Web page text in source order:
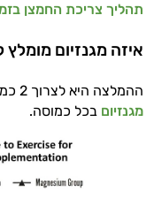
תהליך צריכת החמצן
איזה מגנזיום
ההמלצה היא לצרוך 2 כמוסות המכילות ריכוז של לפחות 500 מ"ג
מגנזיום בכל כמוסה.